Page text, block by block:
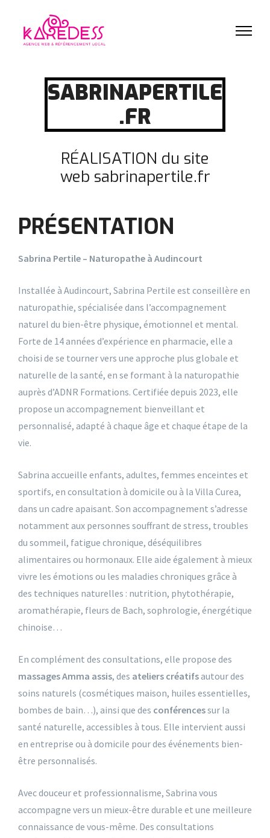
SABRINAPERTILE
.FR
RÉALISATION du site
web sabrinapertile.fr
PRÉSENTATION
Sabrina Pertile – Naturopathe à Audincourt
Installée à Audincourt, Sabrina Pertile est conseillère en
naturopathie, spécialisée dans l’accompagnement
naturel du bien-être physique, émotionnel et mental.
Forte de 14 années d’expérience en pharmacie, elle a
choisi de se tourner vers une approche plus globale et
naturelle de la santé, en se formant à la naturopathie
auprès d’ADNR Formations. Certifiée depuis 2023, elle
propose un accompagnement bienveillant et
personnalisé, adapté à chaque âge et chaque étape de la
vie.
Sabrina accueille enfants, adultes, femmes enceintes et
sportifs, en consultation à domicile ou à la Villa Curea,
dans un cadre apaisant. Son accompagnement s’adresse
notamment aux personnes souffrant de stress, troubles
du sommeil, fatigue chronique, déséquilibres
alimentaires ou hormonaux. Elle aide également à mieux
vivre les émotions ou les maladies chroniques grâce à
des techniques naturelles : nutrition, phytothérapie,
aromathérapie, fleurs de Bach, sophrologie, énergétique
chinoise…
En complément des consultations, elle propose des
massages Amma assis, des ateliers créatifsautour des
soins naturels (cosmétiques maison, huiles essentielles,
bombes de bain…), ainsi que des conférencessur la
santé naturelle, accessibles à tous. Elle intervient aussi
en entreprise ou à domicile pour des événements bien-
être personnalisés.
Avec douceur et professionnalisme, Sabrina vous
accompagne vers un mieux-être durable et une meilleure
connaissance de vous-même. Des consultations